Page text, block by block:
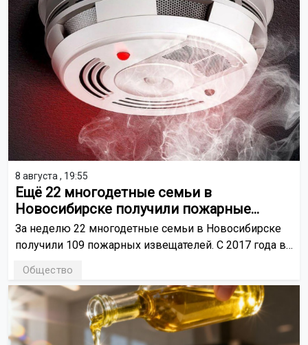
8 августа , 19:55
Ещё 22 многодетные семьи в
Новосибирске получили пожарные
извещатели
За неделю 22 многодетные семьи в Новосибирске
получили 109 пожарных извещателей. С 2017 года в
898 таких устройств.
Общество